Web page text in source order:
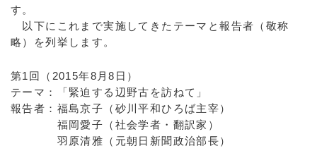
す。
以下にこれまで実施してきたテーマと報告者（敬称
略）を列挙します。
第1回（2015年8月8日）
テーマ：「緊迫する辺野古を訪ねて」
報告者：福島京子（砂川平和ひろば主宰）
福岡愛子（社会学者・翻訳家）
羽原清雅（元朝日新聞政治部長）